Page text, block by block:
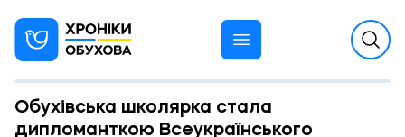
Обухівська школярка стала
дипломанткою Всеукраїнського